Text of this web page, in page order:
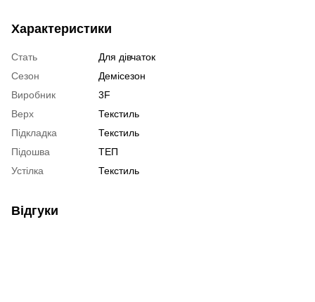
Характеристики
Стать
Для дівчаток
Сезон
Демісезон
Виробник
3F
Верх
Текстиль
Підкладка
Текстиль
Підошва
ТЕП
Устілка
Текстиль
Відгуки